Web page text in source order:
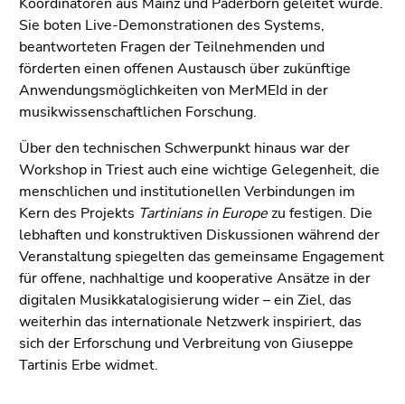
Sie boten Live-Demonstrationen des Systems,
beantworteten Fragen der Teilnehmenden und
förderten einen offenen Austausch über zukünftige
Anwendungsmöglichkeiten von MerMEId in der
musikwissenschaftlichen Forschung.
Über den technischen Schwerpunkt hinaus war der
Workshop in Triest auch eine wichtige Gelegenheit, die
menschlichen und institutionellen Verbindungen im
Kern des Projekts Tartinians in Europezu festigen. Die
lebhaften und konstruktiven Diskussionen während der
Veranstaltung spiegelten das gemeinsame Engagement
für offene, nachhaltige und kooperative Ansätze in der
digitalen Musikkatalogisierung wider – ein Ziel, das
weiterhin das internationale Netzwerk inspiriert, das
sich der Erforschung und Verbreitung von Giuseppe
Tartinis Erbe widmet.